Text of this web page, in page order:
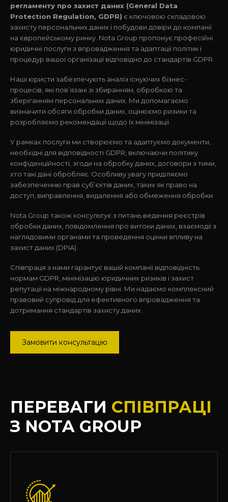
регламенту про захист даних (General Data
Protection Regulation, GDPR) є ключовою складовою
захисту персональних даних і побудови довіри до компанії
на європейському ринку. Nota Group пропонує професійні
юридичні послуги з впровадження та адаптації політик і
процедур вашої організації відповідно до стандартів GDPR.
Наші юристи забезпечують аналіз існуючих бізнес-
процесів, які пов’язані зі збиранням, обробкою та
зберіганням персональних даних. Ми допомагаємо
визначити обсяги обробки даних, оцінюємо ризики та
розробляємо рекомендації щодо їх мінімізації.
У рамках послуги ми створюємо та адаптуємо документи,
необхідні для відповідності GDPR, включаючи політику
конфіденційності, згоди на обробку даних, договори з тими,
хто такі дані обробляє. Особливу увагу приділяємо
забезпеченню прав суб’єктів даних, таких як право на
доступ, виправлення, видалення або обмеження обробки.
Nota Group також консультує з питань ведення реєстрів
обробки даних, повідомлення про витоки даних, взаємодії з
наглядовими органами та проведення оцінки впливу на
захист даних (DPIA).
Співпраця з нами гарантує вашій компанії відповідність
нормам GDPR, мінімізацію юридичних ризиків і захист
репутації на міжнародному рівні. Ми надаємо комплексний
правовий супровід для ефективного впровадження та
дотримання стандартів захисту даних.
Замовити консультацію
ПЕРЕВАГИ СПІВПРАЦІ
З NOTA GROUP